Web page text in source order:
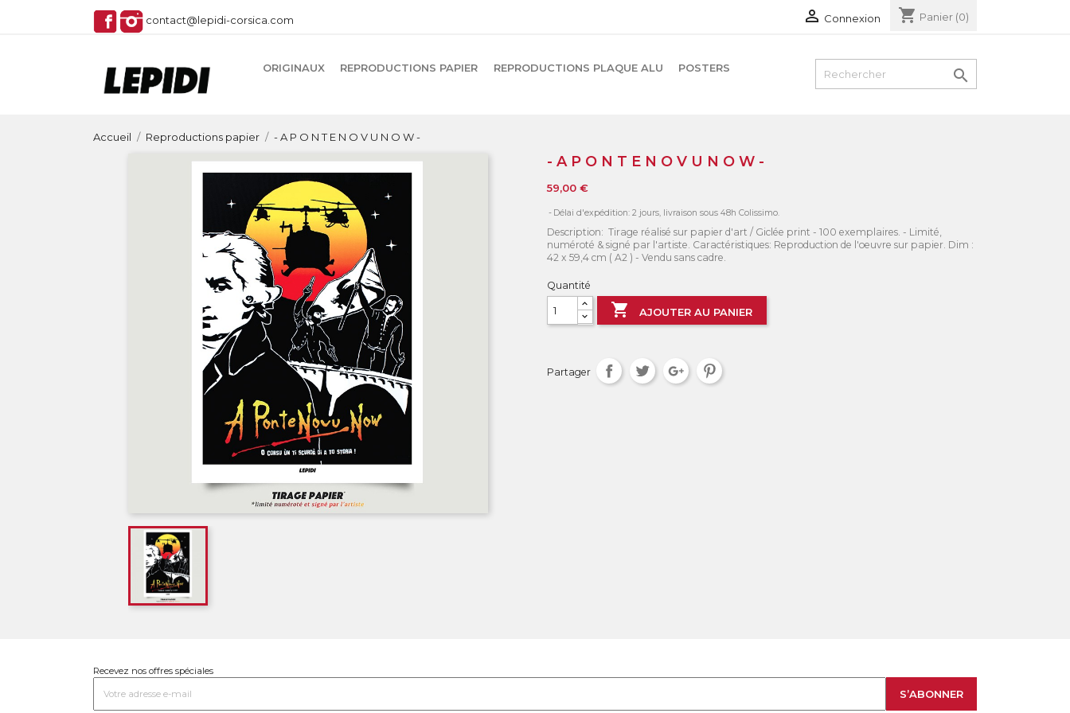
contact@lepidi-corsica.com  Connexion shopping_cart Panier (0)
ORIGINAUX REPRODUCTIONS PAPIER REPRODUCTIONS PLAQUE ALU POSTERS 
Accueil Reproductions papier - A P O N T E N O V U N O W -
- A P O N T E N O V U N O W -
59,00 €
Délai d'expédition: 2 jours, livraison sous 48h Colissimo.
Description: Tirage réalisé sur papier d'art / Giclée print - 100 exemplaires. - Limité,
numéroté & signé par l'artiste. Caractéristiques: Reproduction de l'oeuvre sur papier. Dim :
42 x 59,4 cm ( A2 ) - Vendu sans cadre.
Quantité
 AJOUTER AU PANIER
Partager
Recevez nos offres spéciales